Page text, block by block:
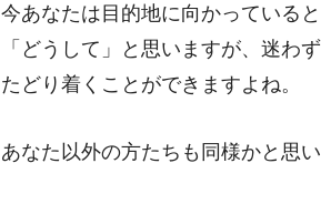
今あなたは目的地に向かっている
「どうして」と思いますが、迷わ
たどり着くことができますよね。
あなた以外の方たちも同様かと思い